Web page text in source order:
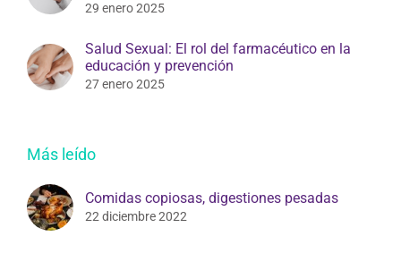
29 enero 2025
Salud Sexual: El rol del farmacéutico en la
educación y prevención
27 enero 2025
Más leído
Comidas copiosas, digestiones pesadas
22 diciembre 2022